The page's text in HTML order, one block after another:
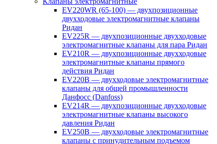
EV220WR (65-100) — двухпозиционные
двухходовые электромагнитные клапаны
Ридан
EV225R — двухпозиционные двухходовые
электромагнитные клапаны для пара Ридан
EV210R — двухпозиционные двухходовые
электромагнитные клапаны прямого
действия Ридан
EV220B — двухходовые электромагнитные
клапаны для общей промышленности
Данфосс (Danfoss)
EV214R — двухпозиционные двухходовые
электромагнитные клапаны высокого
давления Ридан
EV250B — двухходовые электромагнитные
клапаны с принудительным подъемом